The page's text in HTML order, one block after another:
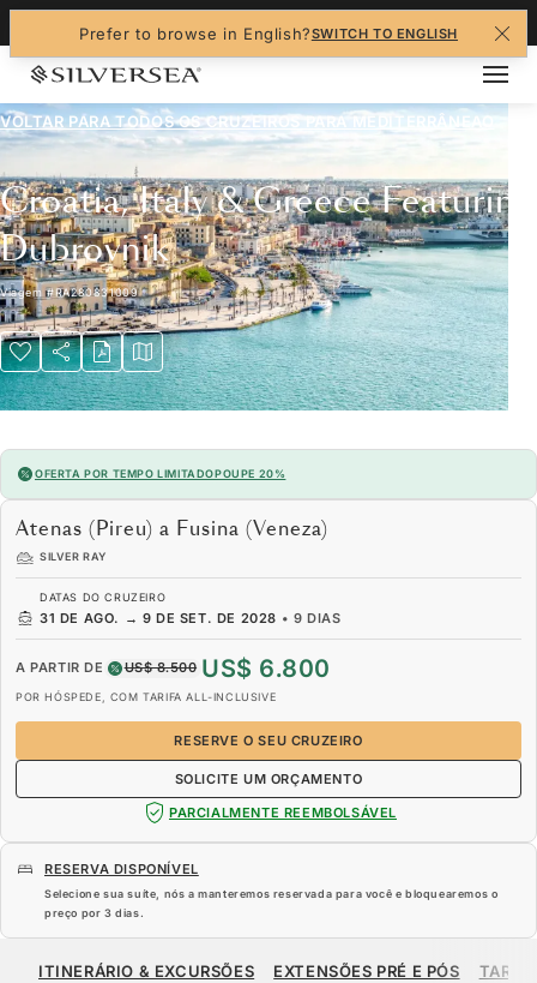
Prefer to browse in English?SWITCH TO ENGLISH
VOLTAR PARA TODOS OS CRUZEIROS PARA MEDITERRÂNEAO
Croatia, Italy & Greece Featuring
Dubrovnik
Viagem #RA280831009
OFERTA POR TEMPO LIMITADOPOUPE 20%
Atenas (Pireu) a Fusina (Veneza)
SILVER RAY
DATAS DO CRUZEIRO
31 DE AGO. → 9 DE SET. DE 2028 • 9 DIAS
A PARTIR DE US$ 8.500 US$ 6.800
POR HÓSPEDE, COM TARIFA ALL-INCLUSIVE
RESERVE O SEU CRUZEIRO
SOLICITE UM ORÇAMENTO
PARCIALMENTE REEMBOLSÁVEL
RESERVA DISPONÍVEL
Selecione sua suíte, nós a manteremos reservada para você e bloquearemos o
preço por 3 dias.
A PARTIR DE US$ 6.800
ITINERÁRIO & EXCURSÕES EXTENSÕES PRÉ E PÓS